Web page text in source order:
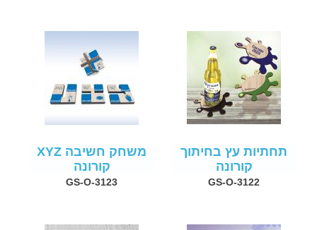
תחתיות עץ בחיתוך
קורונה
GS-O-3122
משחק חשיבה XYZ
קורונה
GS-O-3123